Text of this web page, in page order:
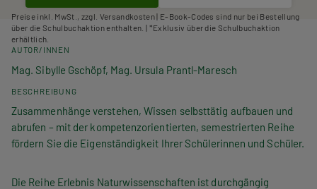
Preise inkl. MwSt., zzgl. Versandkosten | E-Book-Codes sind nur bei Bestellung
über die Schulbuchaktion enthalten. | *Exklusiv über die Schulbuchaktion
erhältlich.
AUTOR/INNEN
Mag. Sibylle Gschöpf, Mag. Ursula Prantl-Maresch
BESCHREIBUNG
Zusammenhänge verstehen, Wissen selbsttätig aufbauen und
abrufen – mit der kompetenzorientierten, semestrierten Reihe
fördern Sie die Eigenständigkeit Ihrer Schülerinnen und Schüler.
Die Reihe Erlebnis Naturwissenschaften ist durchgängig